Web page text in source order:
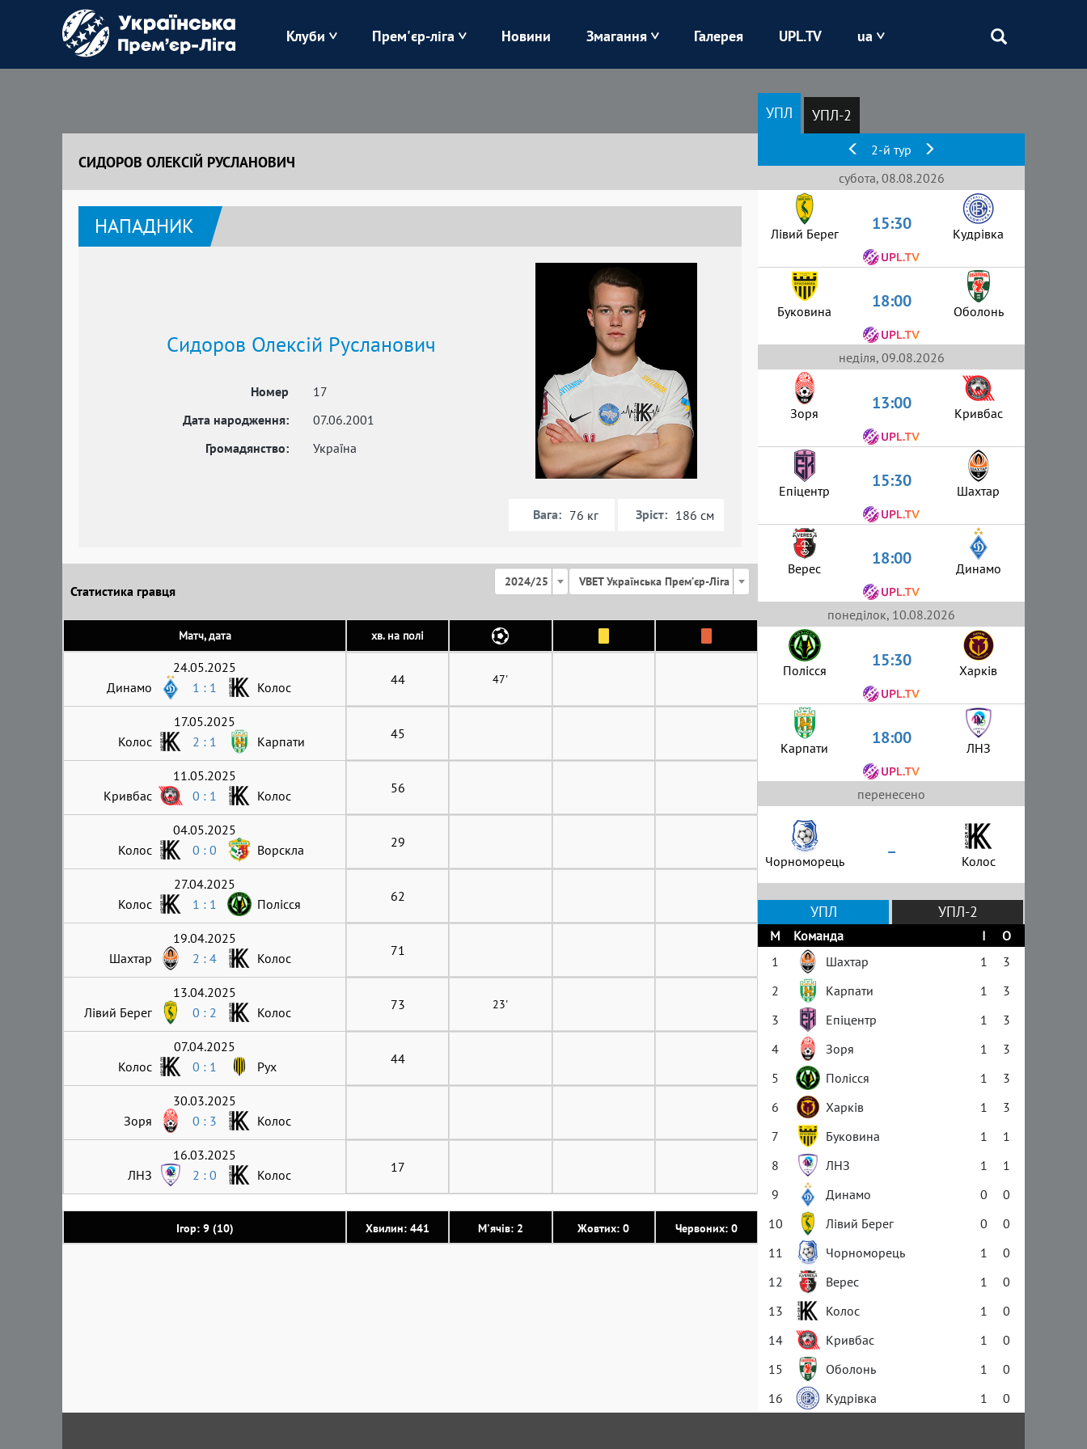
Клуби
Зоря Карпати Колос Кривбас
Оболонь
Полісся
Прем'єр-ліга Новини Змагання Галерея UPL.TV ua
СИДОРОВ ОЛЕКСІЙ РУСЛАНОВИЧ
НАПАДНИК
Сидоров Олексій Русланович
Номер
17
Дата народження:
07.06.2001
Громадянство:
Україна
Вага: 76 кг Зріст: 186 см
Статистика гравця
2024/25 VBET Українська Премʼєр-Ліга
Матч, дата хв. на полі
Ігор: 9 (10) Хвилин: 441 М'ячів: 2 Жовтих: 0 Червоних: 0
24.05.2025
Динамо
1 : 1 Колос 44 47'
17.05.2025
Колос
2 : 1 Карпати 45
11.05.2025
Кривбас
0 : 1 Колос 56
04.05.2025
Колос
0 : 0 Ворскла 29
27.04.2025
Колос
1 : 1 Полісся 62
19.04.2025
Шахтар
2 : 4 Колос 71
13.04.2025
Лівий Берег
0 : 2 Колос 73 23'
07.04.2025
Колос
0 : 1 Рух 44
30.03.2025
Зоря
0 : 3 Колос
16.03.2025
ЛНЗ
2 : 0 Колос 17
УПЛ УПЛ-2
2-й тур
субота, 08.08.2026
Лівий Берег 15:30 Кудрівка
Буковина 18:00 Оболонь
неділя, 09.08.2026
Зоря 13:00 Кривбас
Епіцентр 15:30 Шахтар
Верес 18:00 Динамо
понеділок, 10.08.2026
Полісся 15:30 Харків
Карпати 18:00 ЛНЗ
перенесено
Чорноморець – Колос
УПЛ УПЛ-2
М Команда І
О
1
Шахтар 1
3
2
Карпати 1
3
3
Епіцентр 1
3
4
Зоря 1
3
5
Полісся 1
3
6
Харків 1
3
7
Буковина 1
1
8
ЛНЗ 1
1
9
Динамо 0
0
10
Лівий Берег 0
0
11
Чорноморець 1
0
12
Верес 1
0
13
Колос 1
0
14
Кривбас 1
0
15
Оболонь 1
0
16
Кудрівка 1 0